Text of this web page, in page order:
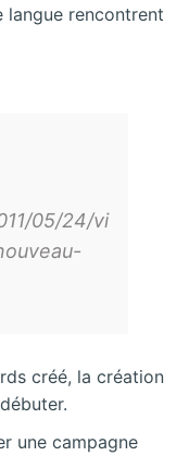
langue rencontrent
05/24/vi
créé, la création
une campagne